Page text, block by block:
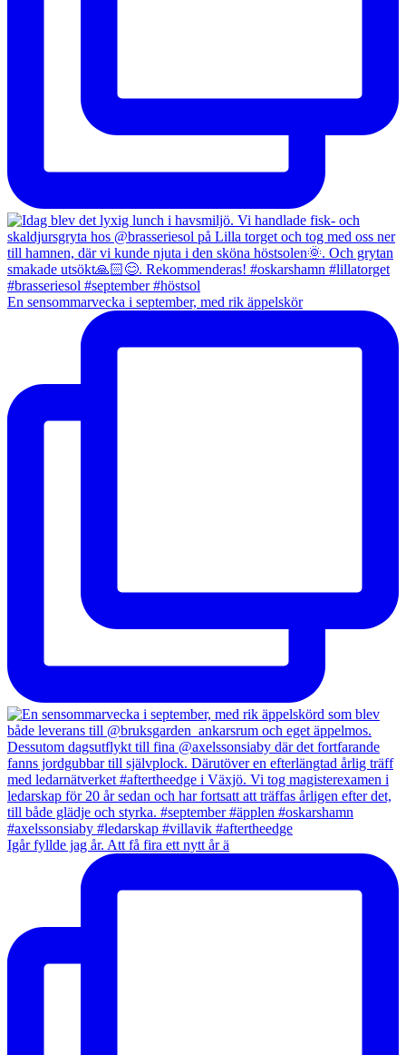
En sensommarvecka i september, med rik äppelskör
Igår fyllde jag år. Att få fira ett nytt år ä